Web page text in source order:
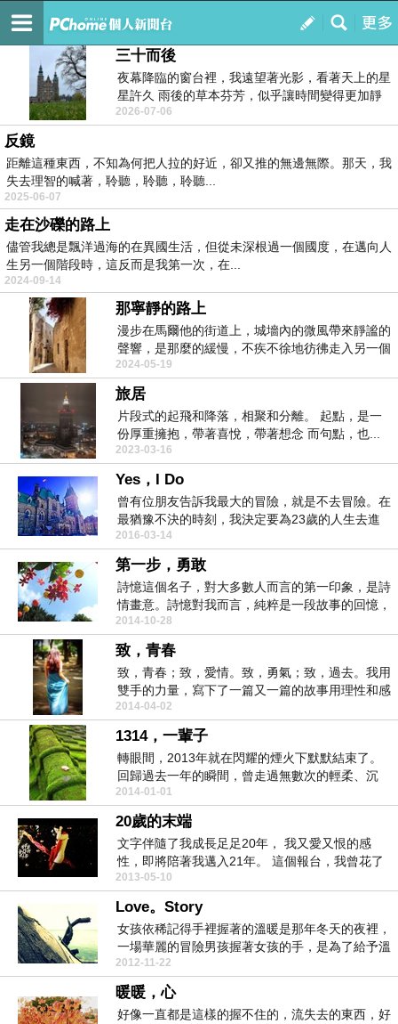
我的
訂閱
無形的祝福
三十而後
夜幕降臨的窗台裡，我遠望著光影，看著天上的星
星許久 雨後的草本芬芳，似乎讓時間變得更加靜
謐，...
2026-07-06
反鏡
距離這種東西，不知為何把人拉的好近，卻又推的無邊無際。那天，我
失去理智的喊著，聆聽，聆聽，聆聽...
2025-06-07
走在沙礫的路上
儘管我總是飄洋過海的在異國生活，但從未深根過一個國度，在邁向人
生另一個階段時，這反而是我第一次，在...
2024-09-14
那寧靜的路上
漫步在馬爾他的街道上，城墻內的微風帶來靜謐的
聲響，是那麼的緩慢，不疾不徐地彷彿走入另一個
空間，...
2024-05-19
旅居
片段式的起飛和降落，相聚和分離。 起點，是一
份厚重擁抱，帶著喜悅，帶著想念 而句點，也...
2023-03-16
Yes，I Do
曾有位朋友告訴我最大的冒險，就是不去冒險。在
最猶豫不決的時刻，我決定要為23歲的人生去進
行一場冒險。...
2016-03-14
第一步，勇敢
詩憶這個名子，對大多數人而言的第一印象，是詩
情畫意。詩憶對我而言，純粹是一段故事的回憶，
一段旅程...
2014-10-28
致，青春
致，青春；致，愛情。致，勇氣；致，過去。我用
雙手的力量，寫下了一篇又一篇的故事用理性和感
性紀錄了...
2014-04-02
1314，一輩子
轉眼間，2013年就在閃耀的煙火下默默結束了。
回歸過去一年的瞬間，曾走過無數次的輕柔、沉
重、癒合...
2014-01-01
20歲的末端
文字伴隨了我成長足足20年， 我又愛又恨的感
性，即將陪著我邁入21年。 這個報台，我曾花了
多...
2013-05-10
Love。Story
女孩依稀記得手裡握著的溫暖是那年冬天的夜裡，
一場華麗的冒險男孩握著女孩的手，是為了給予溫
暖，傳遞愛的...
2012-11-22
暖暖，心
好像一直都是這樣的握不住的，流失去的東西，好